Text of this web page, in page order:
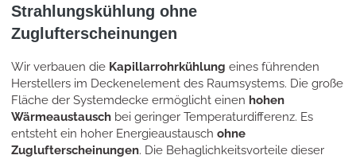
Strahlungskühlung ohne
Zuglufterscheinungen
Wir verbauen die Kapillarrohrkühlung eines führenden
Herstellers im Deckenelement des Raumsystems. Die große
Fläche der Systemdecke ermöglicht einen hohen
Wärmeaustausch bei geringer Temperaturdifferenz. Es
entsteht ein hoher Energieaustausch ohne
Zuglufterscheinungen. Die Behaglichkeitsvorteile dieser